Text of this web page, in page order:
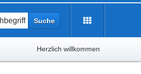
Suche
Herzlich willkommen